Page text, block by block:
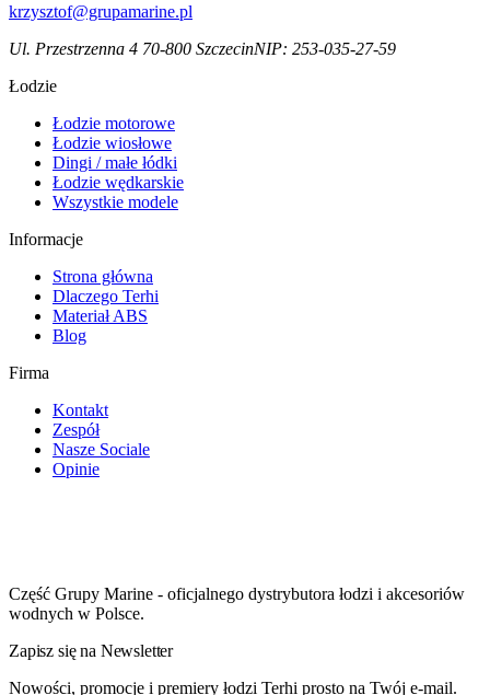
krzysztof@grupamarine.pl
Ul. Przestrzenna 4 70-800 SzczecinNIP: 253-035-27-59
Łodzie
Łodzie motorowe
Łodzie wiosłowe
Dingi / małe łódki
Łodzie wędkarskie
Wszystkie modele
Informacje
Strona główna
Dlaczego Terhi
Materiał ABS
Blog
Firma
Kontakt
Zespół
Nasze Sociale
Opinie
Część Grupy Marine - oficjalnego dystrybutora łodzi i akcesoriów
wodnych w Polsce.
Zapisz się na Newsletter
Nowości, promocje i premiery łodzi Terhi prosto na Twój e-mail.